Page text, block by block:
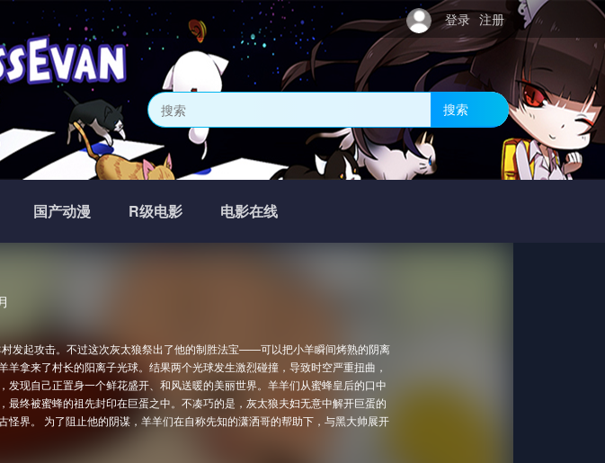
登录 注册
搜索
国产动漫 R级电影 电影在线
发起攻击。不过这次灰太狼祭出了他的制胜法宝——可以把小羊瞬间烤熟的阴离
拿来了村长的阳离子光球。结果两个光球发生激烈碰撞，导致时空严重扭曲，
现自己正置身一个鲜花盛开、和风送暖的美丽世界。羊羊们从蜜蜂皇后的口中
终被蜜蜂的祖先封印在巨蛋之中。不凑巧的是，灰太狼夫妇无意中解开巨蛋的
界。 为了阻止他的阴谋，羊羊们在自称先知的潇洒哥的帮助下，与黑大帅展开